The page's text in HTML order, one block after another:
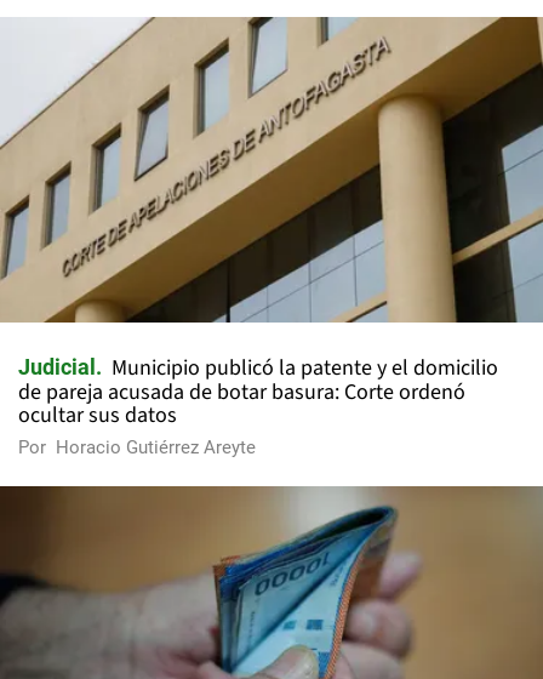
Judicial
Municipio publicó la patente y el domicilio
de pareja acusada de botar basura: Corte ordenó
ocultar sus datos
Por Horacio Gutiérrez Areyte